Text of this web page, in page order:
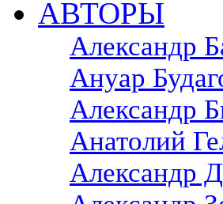
АВТОРЫ
Александр
Ануар
Александр
Анатолий
Александр